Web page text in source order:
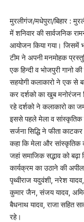
मुरलीगंज/मधेपुरा/बिहार :
में शनिवार की सार्वजनिक
आयोजन किया गया। जिसमें
टीम ने अपनी मनमोहक
एक हिन्दी व भोजपुरी गानो
सहयोगी कलाकारो ने एक से
कर दर्शको का खुब मनोरंजन
रहे दर्शको ने कलाकारो का
इससे पहले मेला व सांस्कृतिक
सर्जना सिद्धि ने फीता
कहा कि मेला और
जहां समाजिक सद्भाव को बढ़ा
कार्यक्रम का उठाने की
पृथ्वीराज यदुवंशी, नरेश
कुमार जैन, संजय यादव, अमित
बैधनाथ यादव, राजा सहित
रहे।